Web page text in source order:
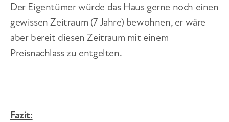
Der Eigentümer würde das Haus gerne noch einen
gewissen Zeitraum (7 Jahre) bewohnen, er wäre
aber bereit diesen Zeitraum mit einem
Preisnachlass zu entgelten.
Fazit: